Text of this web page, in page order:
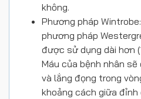
không.
Phương pháp
phương pháp
được sử dụng dài hơn
Máu của bệnh nhân
và lắng đọng trong
khoảng cách giữa đỉnh